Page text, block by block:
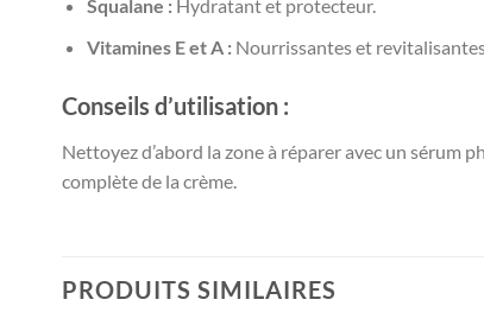
Squalane :Hydratant et protecteur.
Vitamines E et A :Nourrissantes et
Conseils d’utilisation :
Nettoyez d’abord la zone à réparer avec un sérum
complète de la crème.
PRODUITS SIMILAIRES